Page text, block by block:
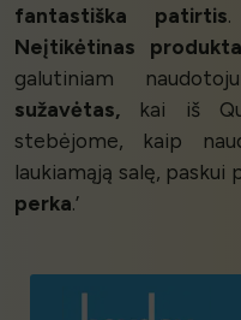
fantastiška patirtis
Neįtikėtinas
galutiniam
sužavėtas, kai iš
stebėjome, kaip
laukiamąją salę, paskui
perka.’